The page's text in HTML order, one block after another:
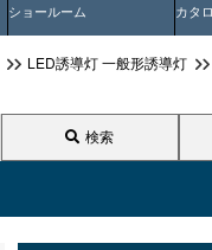
ショールーム カタ
LED誘導灯 一般形誘導灯
検索